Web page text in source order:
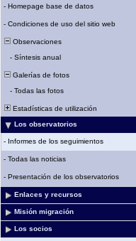
- Homepage base de datos
- Condiciones de uso del sitio web
Observaciones
- Síntesis anual
Galerías de fotos
- Todas las fotos
Estadísticas de utilización
Los observatorios
- Informes de los seguimientos
- Todas las noticias
- Presentación de los observatorios
Enlaces y recursos
Misión migración
Los socios